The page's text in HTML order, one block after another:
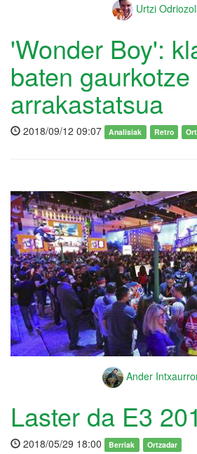
Urtzi
'Wonder Boy':
baten gaurkotze
arrakastatsua
2018/09/12 09:07 Analisiak Retro
Ander
Laster da E3
2018/05/29 18:00 Berriak Ortzadar